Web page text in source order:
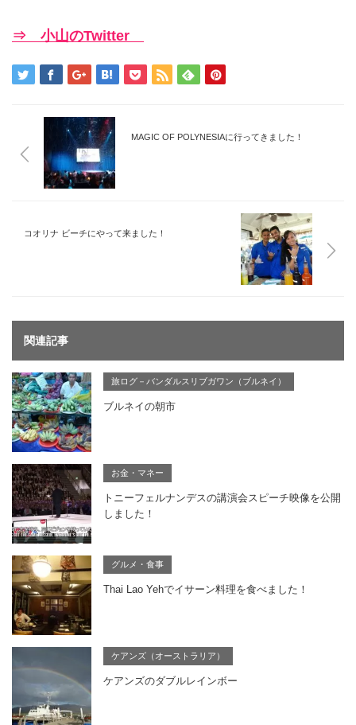
⇒ 小山のTwitter
MAGIC OF POLYNESIAに行ってきました！
コオリナ ビーチにやって来ました！
関連記事
旅ログ－バンダルスリブガワン（ブルネイ）
ブルネイの朝市
お金・マネー
トニーフェルナンデスの講演会スピーチ映像を公開
しました！
グルメ・食事
Thai Lao Yehでイサーン料理を食べました！
ケアンズ（オーストラリア）
ケアンズのダブルレインボー